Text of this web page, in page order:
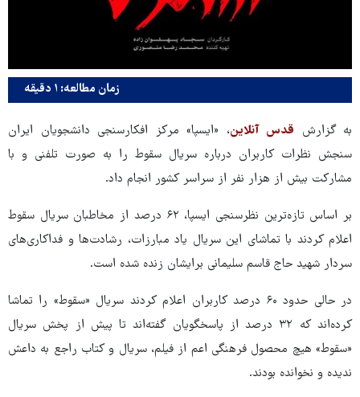
زمان مطالعه: ۱ دقیقه
به گزارش قدس آنلاین، «ایسپا» مرکز افکارسنجی دانشجویان ایران
سنجش نظرات کاربران درباره سریال سقوط را به صورت تلفنی و با
مشارکت بیش از هزار نفر از سراسر کشور انجام داد.
بر اساس تازه‌ترین نظرسنجی ایسپا، ۶۲ درصد از مخاطبان سریال سقوط
اعلام کردند با تماشای این سریال یاد مبارزات، رشادت‌ها و فداکاری‌های
سردار شهید حاج قاسم سلیمانی برایشان زنده شده است.
در حالی حدود ۶۰ درصد کاربران اعلام کردند سریال «سقوط» را تماشا
کرده‌اند که ۳۲ درصد از پاسخگویان گفته‌اند تا پیش از پخش سریال
«سقوط» هیچ محصول فرهنگی اعم از فیلم، سریال و کتاب راجع به داعش
ندیده و نخوانده بودند.